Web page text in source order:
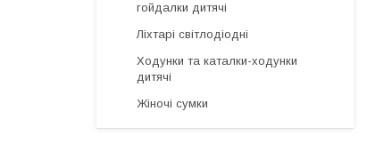
гойдалки дитячі
Ліхтарі світлодіодні
Ходунки та каталки-ходунки
дитячі
Жіночі сумки